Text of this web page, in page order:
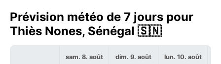
Prévision météo de 7 jours pour
Thiès Nones, Sénégal 🇸🇳
sam. 8. août dim. 9. août lun. 10. août